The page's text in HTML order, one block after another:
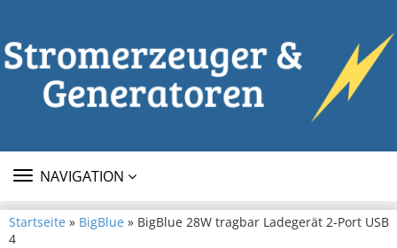
TOGGLE
NAVIGATION
Startseite » BigBlue » BigBlue 28W tragbar Ladegerät 2-Port USB
4